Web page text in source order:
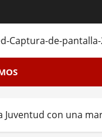
Juventud con una